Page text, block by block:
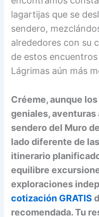
lagartijas que se
sendero,
alrededores con su
de estos
Lágrimas aún más
Créeme, aunque
geniales,
sendero del Muro
lado diferente de
itinerario
equilibre
exploraciones
cotización GRATIS
recomendada. Tu